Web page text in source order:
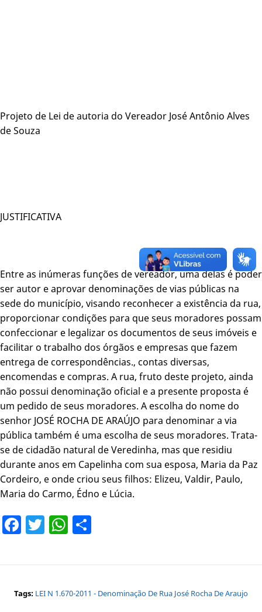
Projeto de Lei de autoria do Vereador José Antônio Alves
de Souza
JUSTIFICATIVA
Entre as inúmeras funções de vereador, uma delas é poder
ser autor e aprovar denominações de vias públicas na
sede do município, visando reconhecer a existência da rua,
proporcionar condições para que seus moradores possam
confeccionar e legalizar os documentos de seus imóveis e
facilitar o trabalho dos órgãos e empresas que fazem
entrega de correspondências., contas diversas,
encomendas e compras. A rua, fruto deste projeto, ainda
não possui denominação oficial e a presente proposta é
um pedido de seus moradores. A escolha do nome do
senhor JOSÉ ROCHA DE ARAÚJO para denominar a via
pública também é uma escolha de seus moradores. Trata-
se de cidadão natural de Veredinha, mas que residiu
durante anos em Capelinha com sua esposa, Maria da Paz
Cordeiro, e onde criou seus filhos: Elizeu, Valdir, Paulo,
Maria do Carmo, Édno e Lúcia.
Facebook
TwitterWhatsApp
Tags: LEI N 1.670-2011 - Denominação De Rua José Rocha De Araujo